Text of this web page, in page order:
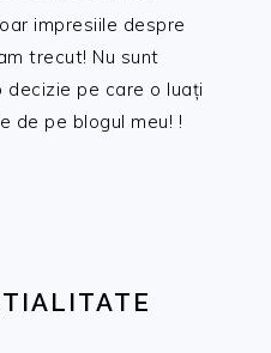
impresiile despre
trecut! Nu sunt
decizie pe care o luați
de pe blogul meu! !